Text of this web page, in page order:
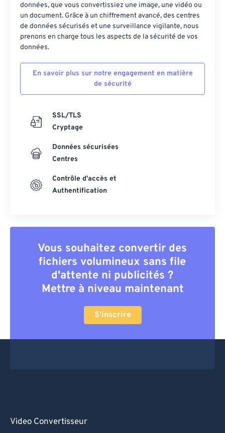
données, que vous convertissiez une image, une vidéo ou
un document. Grâce à un chiffrement avancé, des centres
de données sécurisés et une surveillance vigilante, nous
prenons en charge tous les aspects de la sécurité de vos
données.
En savoir plus sur notre engagement en matière
de sécurité
SSL/TLS
Cryptage
Données sécurisées
Centres
Contrôle d'accès et
Authentification
Vous souhaitez convertir des
fichiers volumineux sans file
d'attente ni publicités ?
Mettre à niveau maintenant
S'inscrire
Video Convertisseur